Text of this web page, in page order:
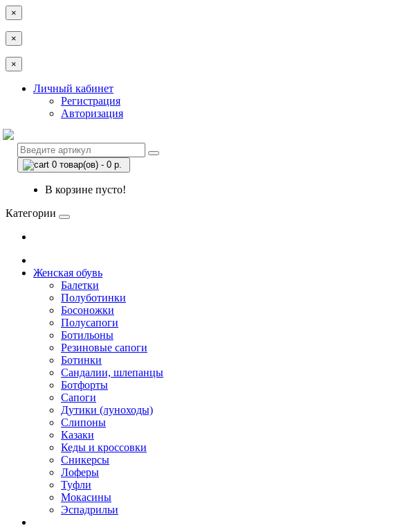
×
×
×
Личный кабинет
Регистрация
Авторизация
0 товар(ов) - 0 р.
В корзине пусто!
Категории
Женская обувь
Балетки
Полуботинки
Босоножки
Полусапоги
Ботильоны
Резиновые сапоги
Ботинки
Сандалии, шлепанцы
Ботфорты
Сапоги
Дутики (луноходы)
Слипоны
Казаки
Кеды и кроссовки
Сникерсы
Лоферы
Туфли
Мокасины
Эспадрильи